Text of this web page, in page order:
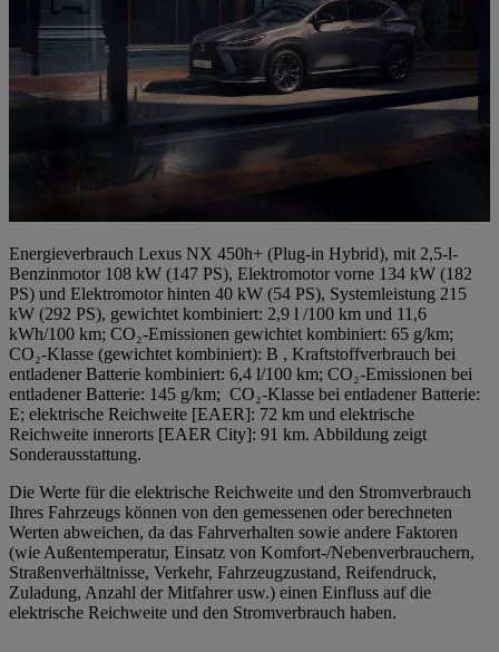
Energieverbrauch Lexus NX 450h+ (Plug-in Hybrid), mit 2,5-l-
Benzinmotor 108 kW (147 PS), Elektromotor vorne 134 kW (182
PS) und Elektromotor hinten 40 kW (54 PS), Systemleistung 215
kW (292 PS), gewichtet kombiniert: 2,9 l /100 km und 11,6
kWh/100 km; CO₂-Emissionen gewichtet kombiniert: 65 g/km;
CO₂-Klasse (gewichtet kombiniert): B , Kraftstoffverbrauch bei
entladener Batterie kombiniert: 6,4 l/100 km; CO₂-Emissionen bei
entladener Batterie: 145 g/km; CO₂-Klasse bei entladener Batterie:
E; elektrische Reichweite [EAER]: 72 km und elektrische
Reichweite innerorts [EAER City]: 91 km. Abbildung zeigt
Sonderausstattung.
Die Werte für die elektrische Reichweite und den Stromverbrauch
Ihres Fahrzeugs können von den gemessenen oder berechneten
Werten abweichen, da das Fahrverhalten sowie andere Faktoren
(wie Außentemperatur, Einsatz von Komfort-/Nebenverbrauchern,
Straßenverhältnisse, Verkehr, Fahrzeugzustand, Reifendruck,
Zuladung, Anzahl der Mitfahrer usw.) einen Einfluss auf die
elektrische Reichweite und den Stromverbrauch haben.